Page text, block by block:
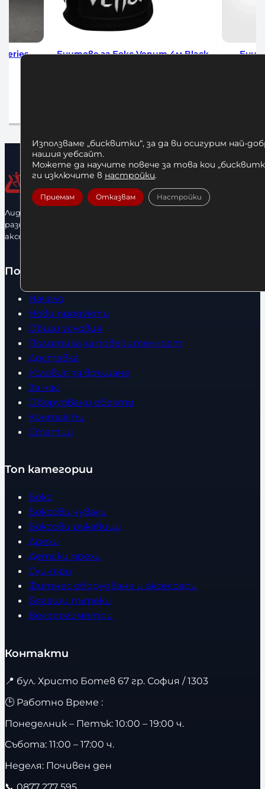
за Бокс Venum 4м Black
Бинтове за Бокс
Лидерфитнес е водещ вносител и представител на голямо
разнообразие от бойна екипировка, фитнес уреди и
аксесоари.
Полезно
Начало
Нови продукти
Общи условия
Политика за поверителност
Доставка
Условия за връщане
За нас
Оборудвани обекти
Контакти
Статии
Топ категории
Бокс
Боксови чували
Боксови ръкавици
Дрехи
Детски дрехи
Суичъри
Фитнес оборудване и аксесоари
Бягащи пътеки
Велоергометри
Контакти
📍 бул. Христо Ботев 67 гр. София / 1303
🕒 Работно Време :
Понеделник – Петък: 10:00 – 19:00 ч.
Събота: 11:00 – 17:00 ч.
Неделя: Почивен ден
📞 0877 277 595
Използваме „бисквитки“, за да ви осигурим най-
нашия уебсайт.
Можете да научите повече за това кои
ги изключите в настройки.
Приемам Отказвам Настройки